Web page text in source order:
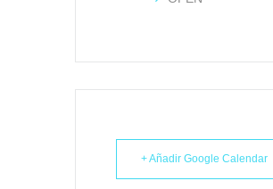
+ Añadir Google Calendar